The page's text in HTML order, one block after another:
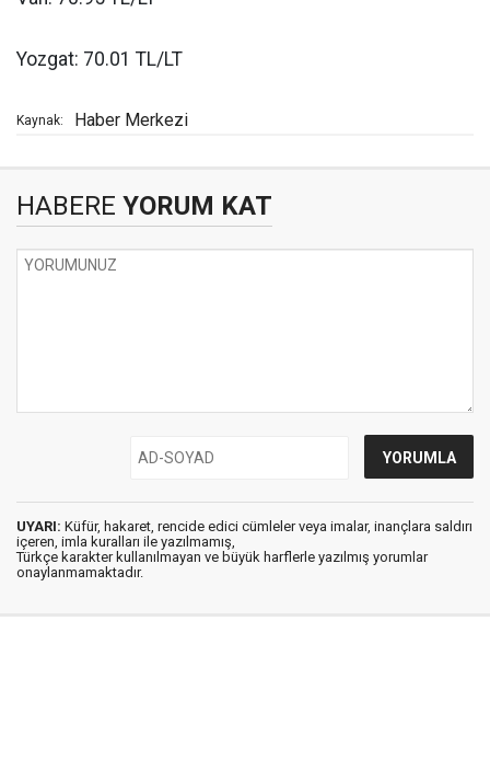
Yozgat: 70.01 TL/LT
Kaynak: Haber Merkezi
HABERE YORUM KAT
UYARI: Küfür, hakaret, rencide edici cümleler veya imalar, inançlara saldırı
içeren, imla kuralları ile yazılmamış,
Türkçe karakter kullanılmayan ve büyük harflerle yazılmış yorumlar
onaylanmamaktadır.